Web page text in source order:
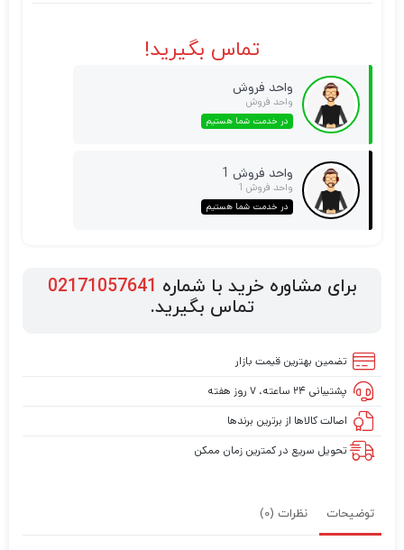
تماس بگیرید!
واحد فروش
واحد فروش
در خدمت شما هستیم
واحد فروش 1
واحد فروش 1
در خدمت شما هستیم
برای مشاوره خرید با شماره 02171057641
تماس بگیرید.
تضمین بهترین قیمت بازار
پشتیبانی ۲۴ ساعته، ۷ روز هفته
اصالت کالاها از برترین برندها
تحویل سریع در کمترین زمان ممکن
توضیحات نظرات (0)